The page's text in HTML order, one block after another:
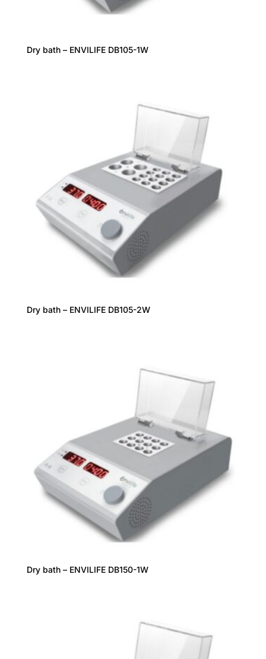
Dry bath – ENVILIFE DB105-1W
Dry bath – ENVILIFE DB105-2W
Dry bath – ENVILIFE DB150-1W